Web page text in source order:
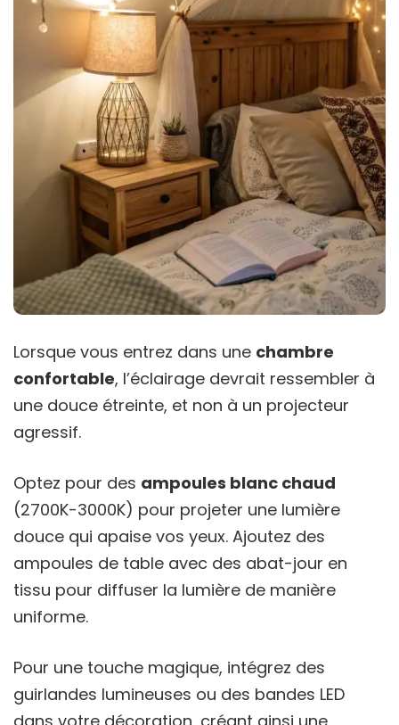
Lorsque vous entrez dans une chambre
confortable, l’éclairage devrait ressembler à
une douce étreinte, et non à un projecteur
agressif.
Optez pour des ampoules blanc chaud
(2700K-3000K) pour projeter une lumière
douce qui apaise vos yeux. Ajoutez des
ampoules de table avec des abat-jour en
tissu pour diffuser la lumière de manière
uniforme.
Pour une touche magique, intégrez des
guirlandes lumineuses ou des bandes LED